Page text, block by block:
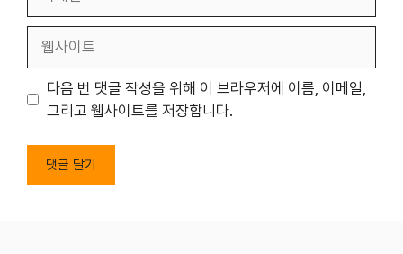
일
트
다음 번 댓글 작성을 위해 이 브라우저에 이름, 이메일,
그리고 웹사이트를 저장합니다.